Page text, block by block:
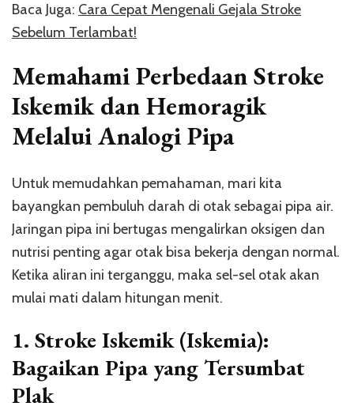
Baca Juga: Cara Cepat Mengenali Gejala Stroke
Sebelum Terlambat!
Memahami Perbedaan Stroke
Iskemik dan Hemoragik
Melalui Analogi Pipa
Untuk memudahkan pemahaman, mari kita
bayangkan pembuluh darah di otak sebagai pipa air.
Jaringan pipa ini bertugas mengalirkan oksigen dan
nutrisi penting agar otak bisa bekerja dengan normal.
Ketika aliran ini terganggu, maka sel-sel otak akan
mulai mati dalam hitungan menit.
1. Stroke Iskemik (Iskemia):
Bagaikan Pipa yang Tersumbat
Plak